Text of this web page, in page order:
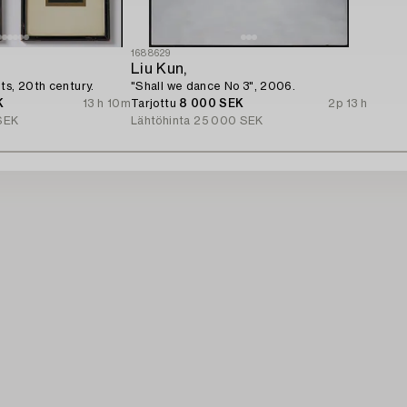
20th century.
13 h 10m
1688629
Liu Kun,
"Shall we dance No 3", 2006.
Tarjottu 8 000 SEK
2p 13 h
Lähtöhinta 25 000 SEK